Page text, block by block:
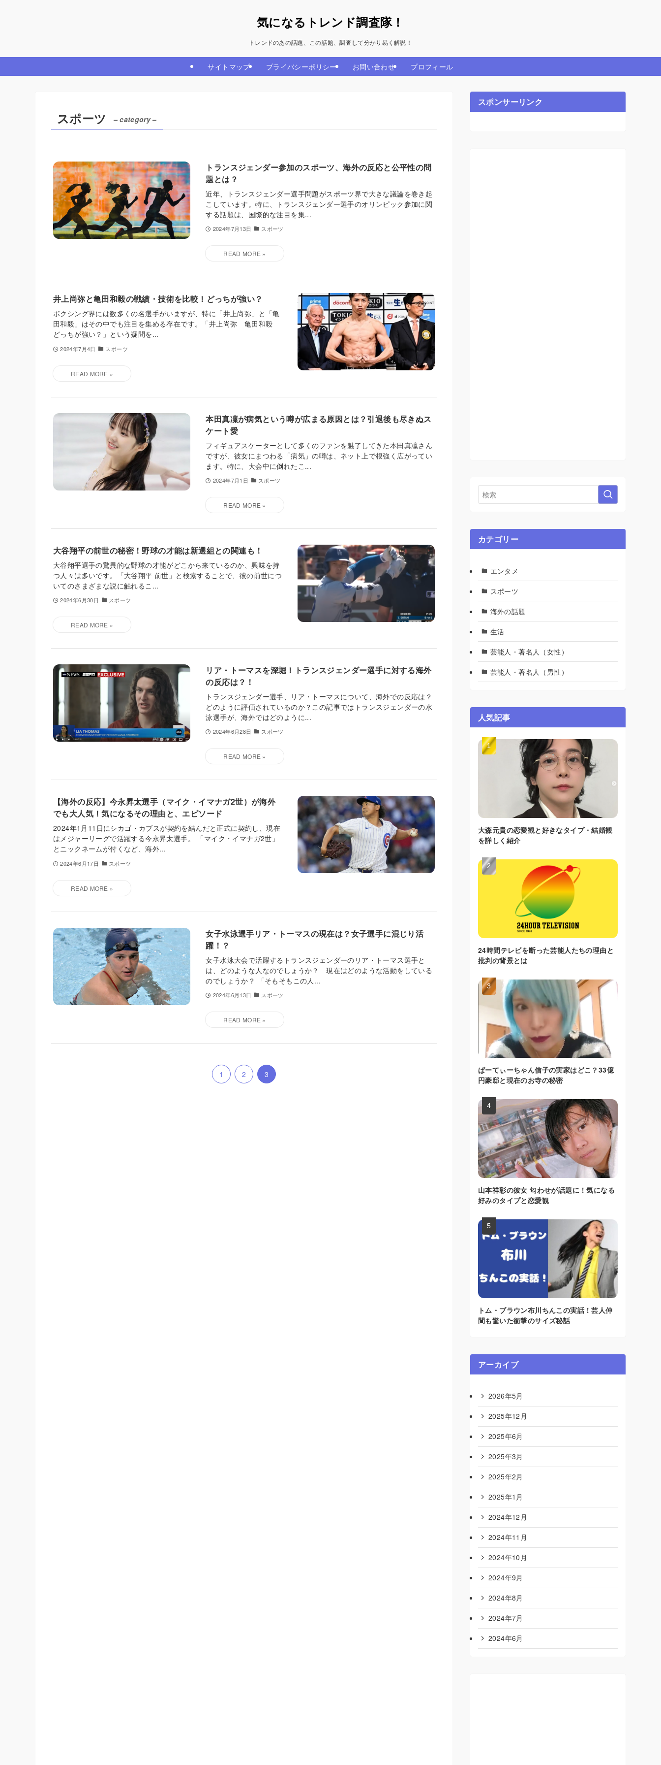
気になるトレンド調査隊！
トレンドのあの話題、この話題、調査して分かり易く解説！
サイトマップ プライバシーポリシー お問い合わせ プロフィール
スポーツ – category –
トランスジェンダー参加のスポーツ、海外の反応と公平性の問
題とは？
近年、トランスジェンダー選手問題がスポーツ界で大きな議論を巻き起
こしています。特に、トランスジェンダー選手のオリンピック参加に関
する話題は、国際的な注目を集...
2024年7月13日 スポーツ
井上尚弥と亀田和毅の戦績・技術を比較！どっちが強い？
ボクシング界には数多くの名選手がいますが、特に「井上尚弥」と「亀
田和毅」はその中でも注目を集める存在です。「井上尚弥 亀田和毅
どっちが強い？」という疑問を...
2024年7月4日 スポーツ
本田真凜が病気という噂が広まる原因とは？引退後も尽きぬス
ケート愛
フィギュアスケーターとして多くのファンを魅了してきた本田真凜さん
ですが、彼女にまつわる「病気」の噂は、ネット上で根強く広がってい
ます。特に、大会中に倒れたこ...
2024年7月1日 スポーツ
大谷翔平の前世の秘密！野球の才能は新選組との関連も！
大谷翔平選手の驚異的な野球の才能がどこから来ているのか、興味を持
つ人々は多いです。「大谷翔平 前世」と検索することで、彼の前世につ
いてのさまざまな説に触れるこ...
2024年6月30日 スポーツ
リア・トーマスを深堀！トランスジェンダー選手に対する海外
の反応は？！
トランスジェンダー選手、リア・トーマスについて、海外での反応は？
どのように評価されているのか？この記事ではトランスジェンダーの水
泳選手が、海外ではどのように...
2024年6月28日 スポーツ
【海外の反応】今永昇太選手（マイク・イマナガ2世）が海外
でも大人気！気になるその理由と、エピソード
2024年1月11日にシカゴ・カブスが契約を結んだと正式に契約し、現在
はメジャーリーグで活躍する今永昇太選手。 「マイク・イマナガ2世」
とニックネームが付くなど、海外...
2024年6月17日 スポーツ
女子水泳選手リア・トーマスの現在は？女子選手に混じり活
躍！？
女子水泳大会で活躍するトランスジェンダーのリア・トーマス選手と
は、どのような人なのでしょうか？ 現在はどのような活動をしている
のでしょうか？ 「そもそもこの人...
2024年6月13日 スポーツ
1 2 3
スポンサーリンク
カテゴリー
エンタメ
スポーツ
海外の話題
生活
芸能人・著名人（女性）
芸能人・著名人（男性）
人気記事
大森元貴の恋愛観と好きなタイプ・結婚観
を詳しく紹介
24時間テレビを断った芸能人たちの理由と
批判の背景とは
ぱーてぃーちゃん信子の実家はどこ？33億
円豪邸と現在のお寺の秘密
山本祥彰の彼女 匂わせが話題に！気になる
好みのタイプと恋愛観
トム・ブラウン布川ちんこの実話！芸人仲
間も驚いた衝撃のサイズ秘話
アーカイブ
2026年5月
2025年12月
2025年6月
2025年3月
2025年2月
2025年1月
2024年12月
2024年11月
2024年10月
2024年9月
2024年8月
2024年7月
2024年6月